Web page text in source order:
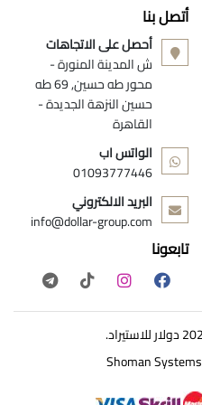
أتصل بنا
أحصل على الاتجاهات
ش المدينة المنورة -
محور طه حسين, 69 طه
حسين النزهة الجديدة -
القاهرة
الواتس اب
01093777446
البريد الالكتروني
info@dollar-group.com
تابعونا
Shoman Systems